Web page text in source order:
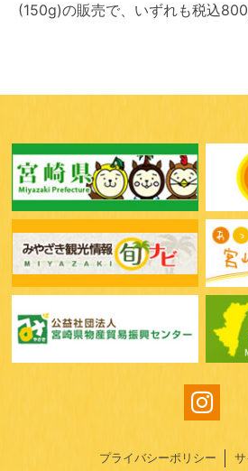
(150g)の販売で、いずれも税込800
プライバシーポリシー